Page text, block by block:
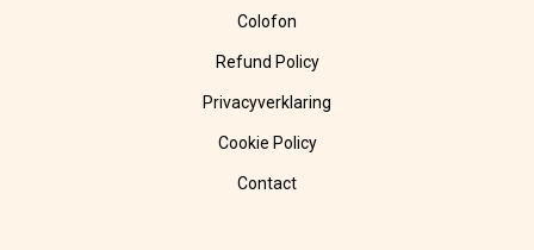
Colofon
Refund Policy
Privacyverklaring
Cookie Policy
Contact